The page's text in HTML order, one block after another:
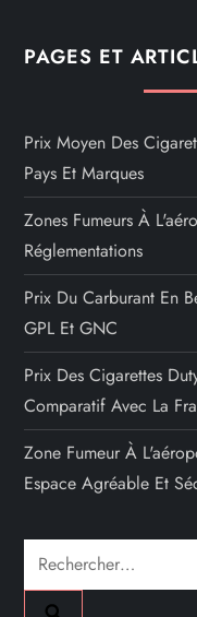
PAGES ET
Prix Moyen Des
Pays Et Marques
Zones Fumeurs À
Réglementations
Prix Du Carburant En
GPL Et GNC
Prix Des Cigarettes
Comparatif Avec La
Zone Fumeur À
Espace Agréable Et
Rechercher :